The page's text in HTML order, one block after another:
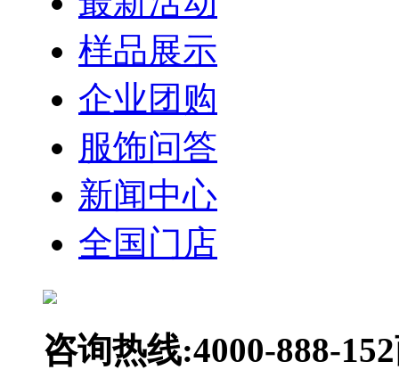
样品展示
企业团购
服饰问答
新闻中心
全国门店
咨询热线:4000-888-152